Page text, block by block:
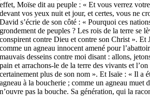
effet, Moïse dit au peuple : « Et vous verrez
devant vos yeux nuit et jour, et certes, vous ne
David s’écrie de son côté : « Pourquoi ces
grondement de peuples ? Les rois de la terre se
conspirent contre Dieu et contre son Christ ». Et
comme un agneau innocent amené pour
mauvais desseins contre moi disant : allons,
pain et arrachons-le de la terre des vivants et
certainement plus de son nom ». Et Isaïe : « Il a
agneau à la boucherie ; comme un agneau muet
n’ouvre pas la bouche. Sa génération, qui la